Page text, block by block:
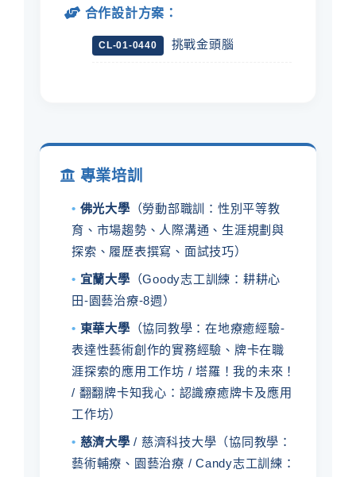
合作設計方案：
CL-01-0440 挑戰金頭腦
專業培訓
• 佛光大學 （勞動部職訓：性別平等教
育、市場趨勢、人際溝通、生涯規劃與
探索、履歷表撰寫、面試技巧）
• 宜蘭大學 （Goody志工訓練：耕耕心
田-園藝治療-8週）
• 東華大學 （協同教學：在地療癒經驗-
表達性藝術創作的實務經驗、牌卡在職
涯探索的應用工作坊 / 塔羅！我的未來！
/ 翻翻牌卡知我心：認識療癒牌卡及應用
工作坊）
• 慈濟大學 / 慈濟科技大學（協同教學：
藝術輔療、園藝治療 / Candy志工訓練：